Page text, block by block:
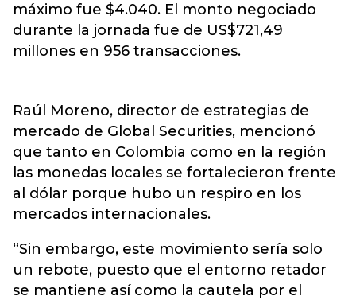
máximo fue $4.040. El monto negociado
durante la jornada fue de US$721,49
millones en 956 transacciones.
Raúl Moreno, director de estrategias de
mercado de Global Securities, mencionó
que tanto en Colombia como en la región
las monedas locales se fortalecieron frente
al dólar porque hubo un respiro en los
mercados internacionales.
“Sin embargo, este movimiento sería solo
un rebote, puesto que el entorno retador
se mantiene así como la cautela por el